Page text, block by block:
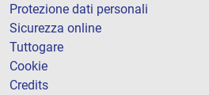
Protezione dati personali
Sicurezza online
Tuttogare
Cookie
Credits